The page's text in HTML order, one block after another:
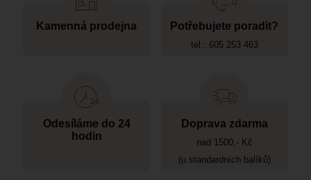
Kamenná prodejna Potřebujete poradit?
tel.: 605 253 463
Odesíláme do 24
hodin
Doprava zdarma
nad 1500,- Kč
(u standardních balíků)